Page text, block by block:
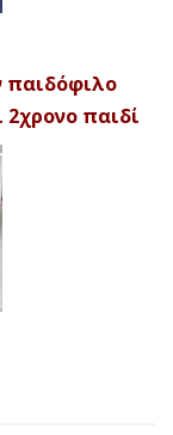
παιδόφιλο
παιδί